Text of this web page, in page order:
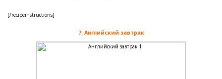
[/recipeinstructions]
7. Английский завтрак